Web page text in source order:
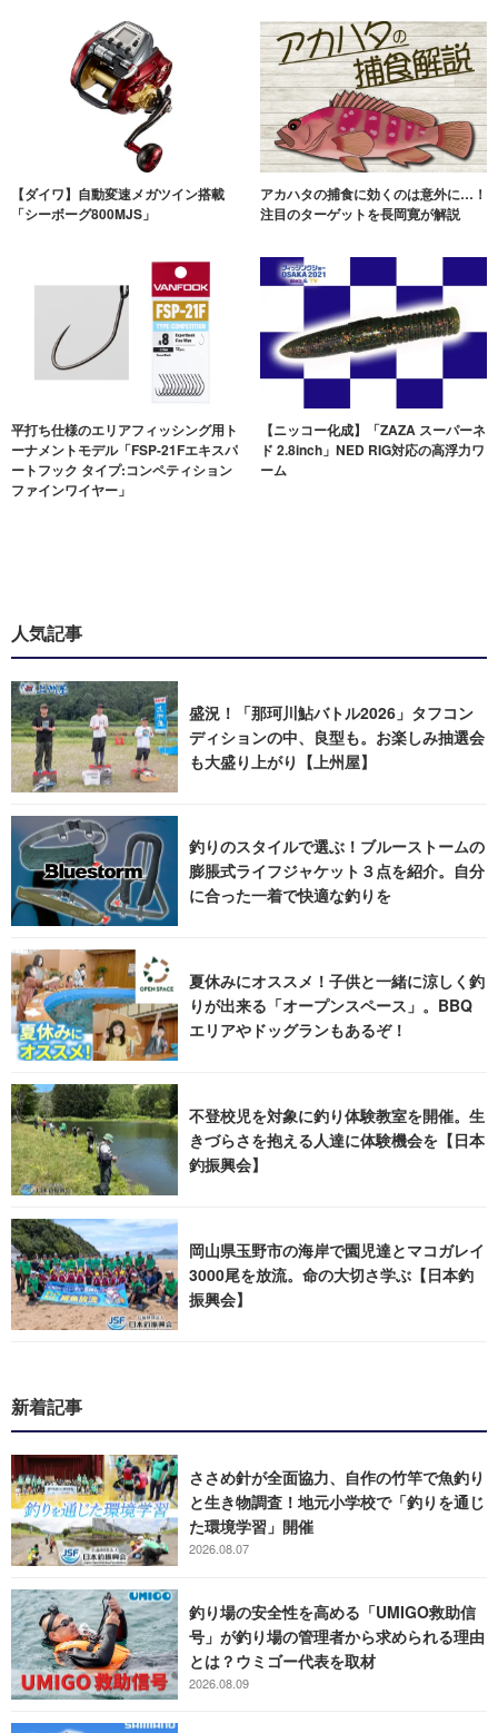
【ダイワ】自動変速メガツイン搭載
「シーボーグ800MJS」
アカハタの捕食に効くのは意外に…！
注目のターゲットを長岡寛が解説
平打ち仕様のエリアフィッシング用ト
ーナメントモデル「FSP-21Fエキスパ
ートフック タイプ:コンペティション
ファインワイヤー」
【ニッコー化成】「ZAZA スーパーネ
ド 2.8inch」NED RIG対応の高浮力ワ
ーム
人気記事
盛況！「那珂川鮎バトル2026」タフコン
ディションの中、良型も。お楽しみ抽選会
も大盛り上がり【上州屋】
釣りのスタイルで選ぶ！ブルーストームの
膨脹式ライフジャケット３点を紹介。自分
に合った一着で快適な釣りを
夏休みにオススメ！子供と一緒に涼しく釣
りが出来る「オープンスペース」。BBQ
エリアやドッグランもあるぞ！
不登校児を対象に釣り体験教室を開催。生
きづらさを抱える人達に体験機会を【日本
釣振興会】
岡山県玉野市の海岸で園児達とマコガレイ
3000尾を放流。命の大切さ学ぶ【日本釣
振興会】
新着記事
ささめ針が全面協力、自作の竹竿で魚釣り
と生き物調査！地元小学校で「釣りを通じ
た環境学習」開催
2026.08.07
釣り場の安全性を高める「UMIGO救助信
号」が釣り場の管理者から求められる理由
とは？ウミゴー代表を取材
2026.08.09